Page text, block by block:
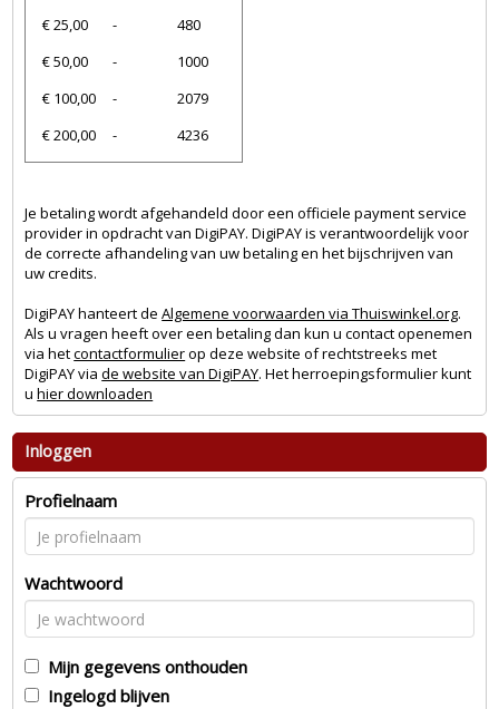
€ 25,00
-
480
€ 50,00
-
1000
€ 100,00
-
2079
€ 200,00
- 4236
Je betaling wordt afgehandeld door een officiele payment service
provider in opdracht van DigiPAY. DigiPAY is verantwoordelijk voor
de correcte afhandeling van uw betaling en het bijschrijven van
uw credits.
DigiPAY hanteert deAlgemene voorwaarden via Thuiswinkel.org.
Als u vragen heeft over een betaling dan kun u contact openemen
via hetcontactformulierop deze website of rechtstreeks met
DigiPAY viade website van DigiPAY. Het herroepingsformulier kunt
uhier downloaden
Inloggen
Profielnaam
Wachtwoord
Mijn gegevens onthouden
Ingelogd blijven